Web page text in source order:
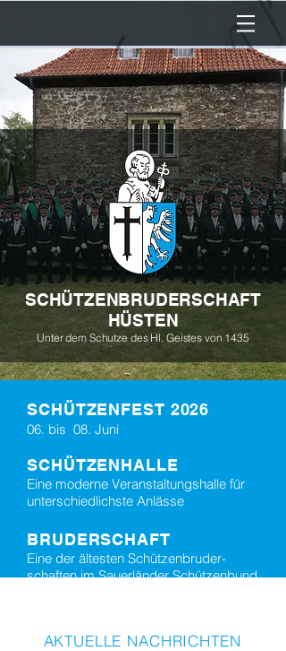
SCHÜTZENBRUDERSCHAFT
HÜSTEN
Unter dem Schutze des Hl. Geistes von 1435
SCHÜTZENFEST 2026
06. bis 08. Juni
SCHÜTZENHALLE
Eine moderne Veranstaltungshalle für
unterschiedlichste Anlässe
BRUDERSCHAFT
Eine der ältesten Schützenbruder-
schaften im Sauerländer Schützenbund
AKTUELLE NACHRICHTEN